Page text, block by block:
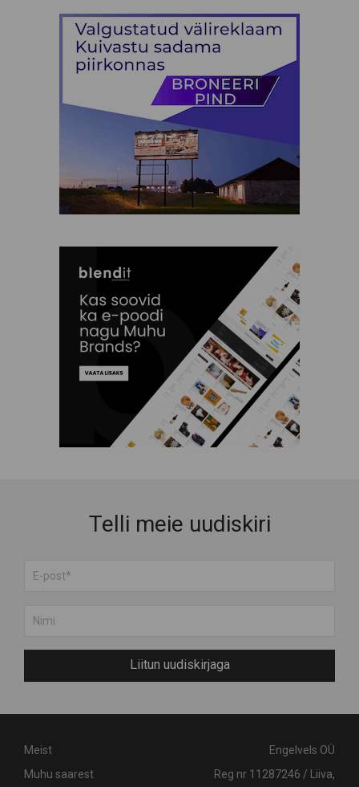
Telli meie uudiskiri
Liitun uudiskirjaga
Meist
Muhu saarest
Engelvels OÜ
Reg nr 11287246 / Liiva,